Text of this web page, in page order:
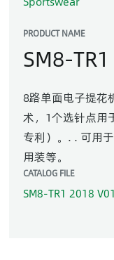
PRODUCT NAME
SM8-TR1
8路单面电子提花
术，1个选针点用
专利）。. . 可用
用装等。
CATALOG FILE
SM8-TR1 2018